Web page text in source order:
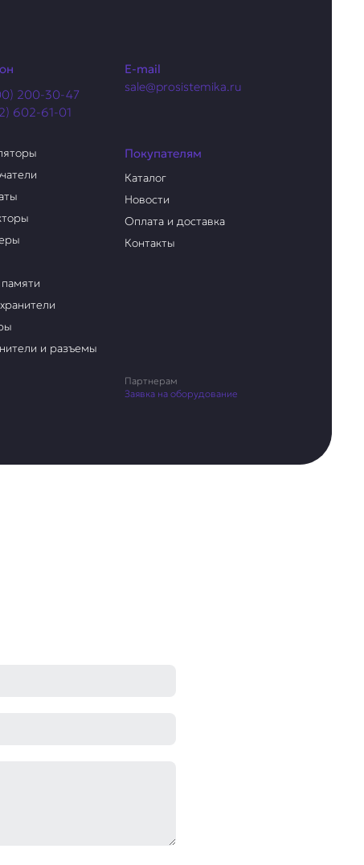
200-30-47
602-61-01
E-mail
sale@prosistemika.ru
и разъемы
Покупателям
Каталог
Новости
Оплата и доставка
Контакты
Партнерам
Заявка на оборудование